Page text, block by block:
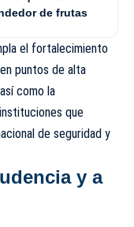
de frutas
el fortalecimiento
puntos de alta
como la
que
de seguridad y
y a